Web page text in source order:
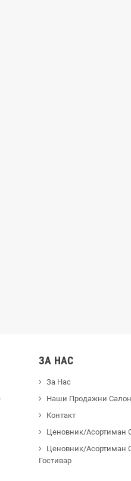
ЗА НАС
За Нас
Наши Продажни
Контакт
Ценовник/Асортиман
Ценовник/Асортиман
Гостивар